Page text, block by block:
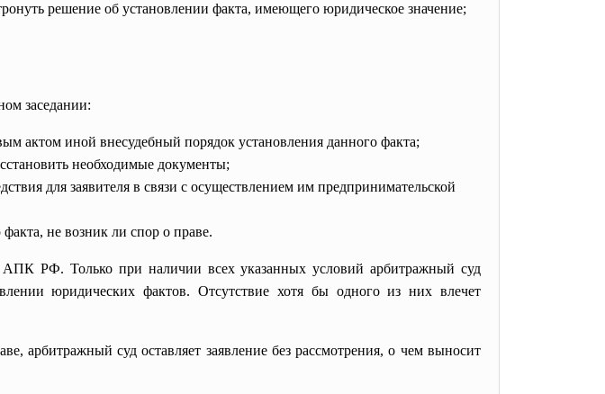
решение об установлении факта, имеющего юридическое значение;
заседании:
актом иной внесудебный порядок установления данного факта;
необходимые документы;
для заявителя в связи с осуществлением им предпринимательской
не возник ли спор о праве.
РФ. Только при наличии всех указанных условий арбитражный суд
юридических фактов. Отсутствие хотя бы одного из них влечет
арбитражный суд оставляет заявление без рассмотрения, о чем выносит